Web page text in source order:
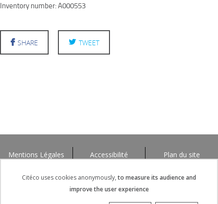
Inventory number: A000553
SHARE TWEET
Mentions Légales Accessibilité Plan du site
Citéco uses cookies anonymously, to measure its audience and
improve the user experience